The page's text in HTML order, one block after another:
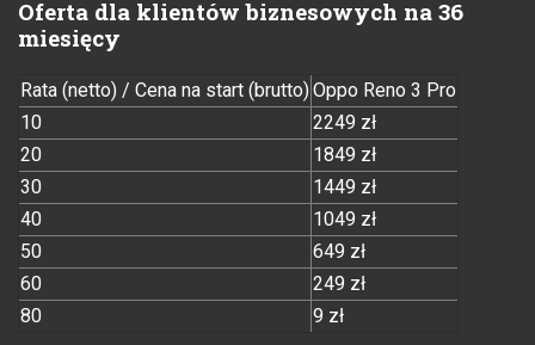
Oferta dla klientów biznesowych na 36
miesięcy
Rata (netto) / Cena na start (brutto)Oppo Reno 3 Pro
10
2249 zł
20
1849 zł
30
1449 zł
40
1049 zł
50
649 zł
60
249 zł
80
9 zł